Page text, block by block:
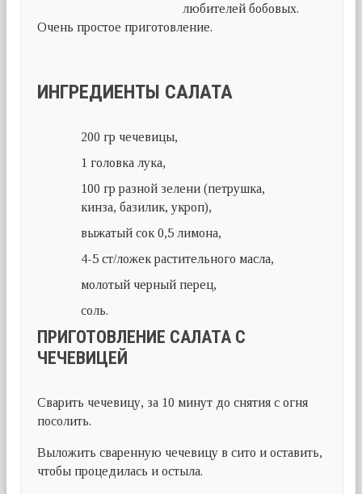
любителей бобовых.
Очень простое приготовление.
ИНГРЕДИЕНТЫ САЛАТА
200 гр чечевицы,
1 головка лука,
100 гр разной зелени (петрушка,
кинза, базилик, укроп),
выжатый сок 0,5 лимона,
4-5 ст/ложек растительного масла,
молотый черный перец,
соль.
ПРИГОТОВЛЕНИЕ САЛАТА С
ЧЕЧЕВИЦЕЙ
Сварить чечевицу, за 10 минут до снятия с огня
посолить.
Выложить сваренную чечевицу в сито и оставить,
чтобы процедилась и остыла.